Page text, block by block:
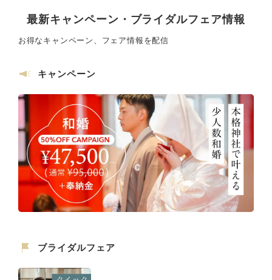
最新キャンペーン・ブライダルフェア情報
お得なキャンペーン、フェア情報を配信
キャンペーン
ブライダルフェア